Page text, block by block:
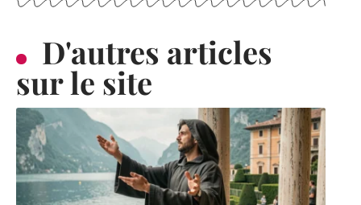
D'autres articles
sur le site